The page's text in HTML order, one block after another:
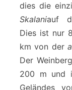
dies die
Skalaniauf
Dies ist nur
km von der
Der
200 m und
Geländes